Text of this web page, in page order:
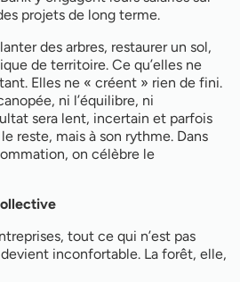
projets de long terme.
des arbres, restaurer un sol,
de territoire. Ce qu’elles ne
Elles ne « créent » rien de fini.
ni l’équilibre, ni
sera lent, incertain et parfois
reste, mais à son rythme. Dans
on célèbre le
tout ce qui n’est pas
inconfortable. La forêt, elle,